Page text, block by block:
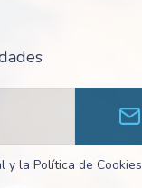
y la Política de Cookies